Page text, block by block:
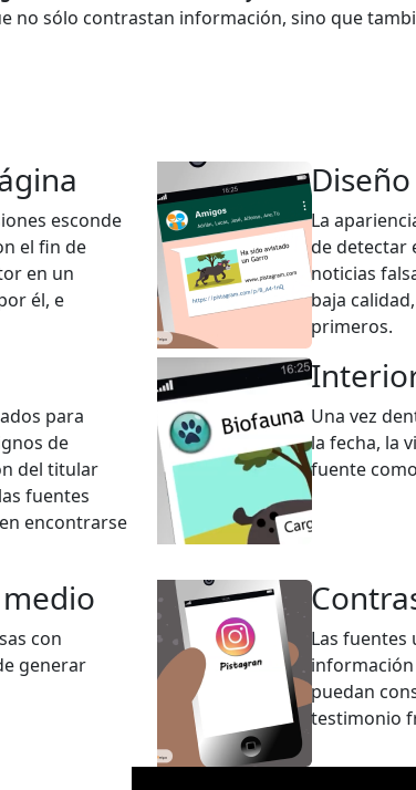
no sólo contrastan información, sino que
esconde
el fin de
en un
él, e
La
de detectar
noticias
baja
primeros.
para
de
del titular
fuentes
encontrarse
Una vez
la fecha, la
fuente
con
generar
Las fuentes
puedan
testimonio